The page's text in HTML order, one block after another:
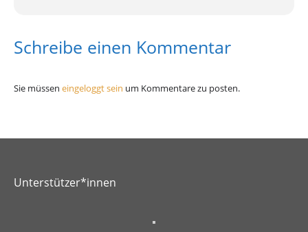
Schreibe einen Kommentar
Sie müssen eingeloggt sein um Kommentare zu posten.
Unterstützer*innen